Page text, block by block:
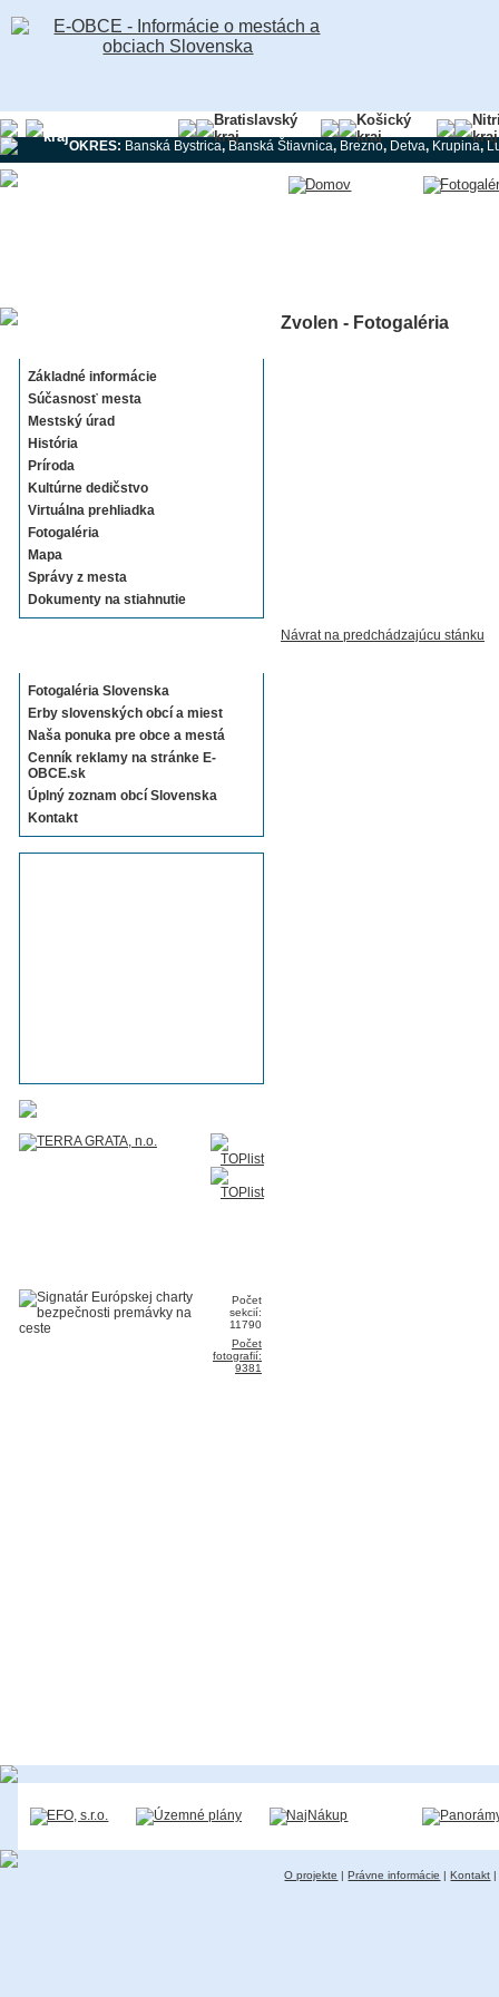
kraj
Bratislavský
kraj
Košický
kraj
kraj
OKRES: Banská Bystrica,Banská Štiavnica, Brezno, Detva, Krupina,
Základné informácie
Súčasnosť mesta
Mestský úrad
História
Príroda
Kultúrne dedičstvo
Virtuálna prehliadka
Fotogaléria
Mapa
Správy z mesta
Dokumenty na stiahnutie
Fotogaléria Slovenska
Erby slovenských obcí a miest
Naša ponuka pre obce a mestá
Cenník reklamy na stránke E-
OBCE.sk
Úplný zoznam obcí Slovenska
Kontakt
Počet
sekcií:
11790
Počet
fotografií:
9381
Zvolen - Fotogaléria
Návrat na predchádzajúcu stánku
O projekte |Právne informácie |Kontakt